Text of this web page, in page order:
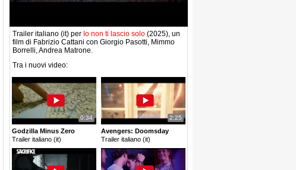
Trailer italiano (it) per Io non ti lascio solo (2025), un
film di Fabrizio Cattani con Giorgio Pasotti, Mimmo
Borrelli, Andrea Matrone.
Tra i nuovi video:
0:34
Godzilla Minus Zero
Trailer italiano (it)
2:25
Avengers: Doomsday
Trailer italiano (it)